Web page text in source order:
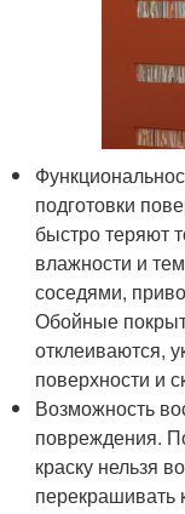
подготовки
быстро теряют
влажности и
соседями,
Обойные
отклеиваются,
поверхности и
Возможность
повреждения.
краску нельзя
перекрашивать